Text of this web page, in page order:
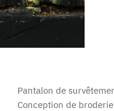
Pantalon de
Conception de